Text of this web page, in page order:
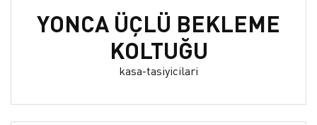
YONCA ÜÇLÜ BEKLEME
KOLTUĞU
kasa-tasiyicilari